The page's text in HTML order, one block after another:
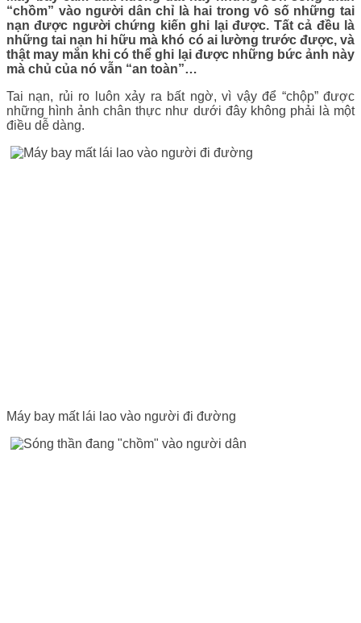
“chồm” vào người dân chỉ là hai trong vô số những tai
nạn được người chứng kiến ghi lại được. Tất cả đều là
những tai nạn hi hữu mà khó có ai lường trước được, và
thật may mắn khi có thể ghi lại được những bức ảnh này
mà chủ của nó vẫn “an toàn”…
Tai nạn, rủi ro luôn xảy ra bất ngờ, vì vậy để “chộp” được
những hình ảnh chân thực như dưới đây không phải là một
điều dễ dàng.
Máy bay mất lái lao vào người đi đường